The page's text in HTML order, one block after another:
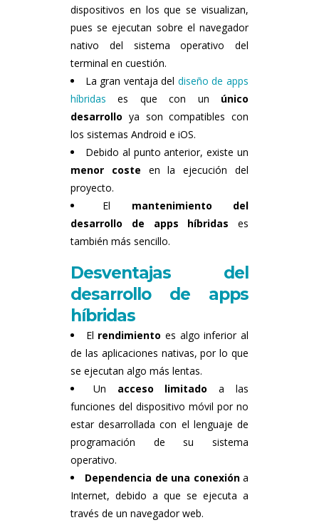
dispositivos en los que se visualizan,
pues se ejecutan sobre el navegador
nativo del sistema operativo del
terminal en cuestión.
La gran ventaja del diseño de apps
híbridas es que con un único
desarrollo ya son compatibles con
los sistemas Android e iOS.
Debido al punto anterior, existe un
menor coste en la ejecución del
proyecto.
El mantenimiento del
desarrollo de apps híbridas es
también más sencillo.
Desventajas del
desarrollo de apps
híbridas
El rendimiento es algo inferior al
de las aplicaciones nativas, por lo que
se ejecutan algo más lentas.
Un acceso limitado a las
funciones del dispositivo móvil por no
estar desarrollada con el lenguaje de
programación de su sistema
operativo.
Dependencia de una conexióna
Internet, debido a que se ejecuta a
través de un navegador web.